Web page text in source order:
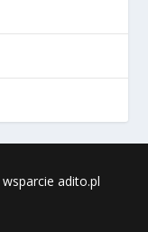
wsparcieadito.pl